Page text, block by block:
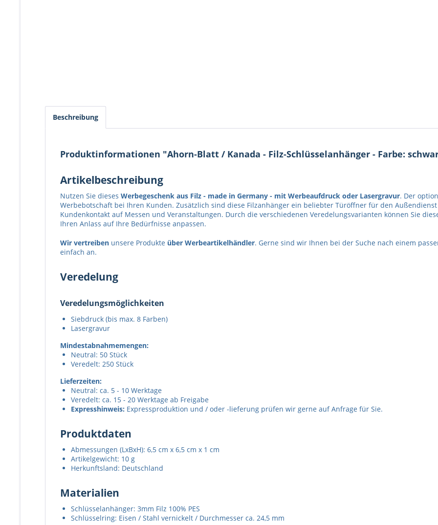
Beschreibung
Produktinformationen "Ahorn-Blatt / Kanada - Filz-Schlüsselanhänger - Farbe:
Artikelbeschreibung
Nutzen Sie dieses Werbegeschenk aus Filz - made in Germany - mit Werbeaufdruck oder Lasergravur. Der
Werbebotschaft bei Ihren Kunden. Zusätzlich sind diese Filzanhänger ein beliebter Türöffner für den
Kundenkontakt auf Messen und Veranstaltungen. Durch die verschiedenen Veredelungsvarianten können Sie
Ihren Anlass auf Ihre Bedürfnisse anpassen.
Wir vertreiben unsere Produkte über Werbeartikelhändler. Gerne sind wir Ihnen bei der Suche nach einem
einfach an.
Veredelung
Veredelungsmöglichkeiten
Siebdruck (bis max. 8 Farben)
Lasergravur
Mindestabnahmemengen:
Neutral: 50 Stück
Veredelt: 250 Stück
Lieferzeiten:
Neutral: ca. 5 - 10 Werktage
Veredelt: ca. 15 - 20 Werktage ab Freigabe
Expresshinweis: Expressproduktion und / oder -lieferung prüfen wir gerne auf Anfrage für Sie.
Produktdaten
Abmessungen (LxBxH): 6,5 cm x 6,5 cm x 1 cm
Artikelgewicht: 10 g
Herkunftsland: Deutschland
Materialien
Schlüsselanhänger: 3mm Filz 100% PES
Schlüsselring: Eisen / Stahl vernickelt / Durchmesser ca. 24,5 mm